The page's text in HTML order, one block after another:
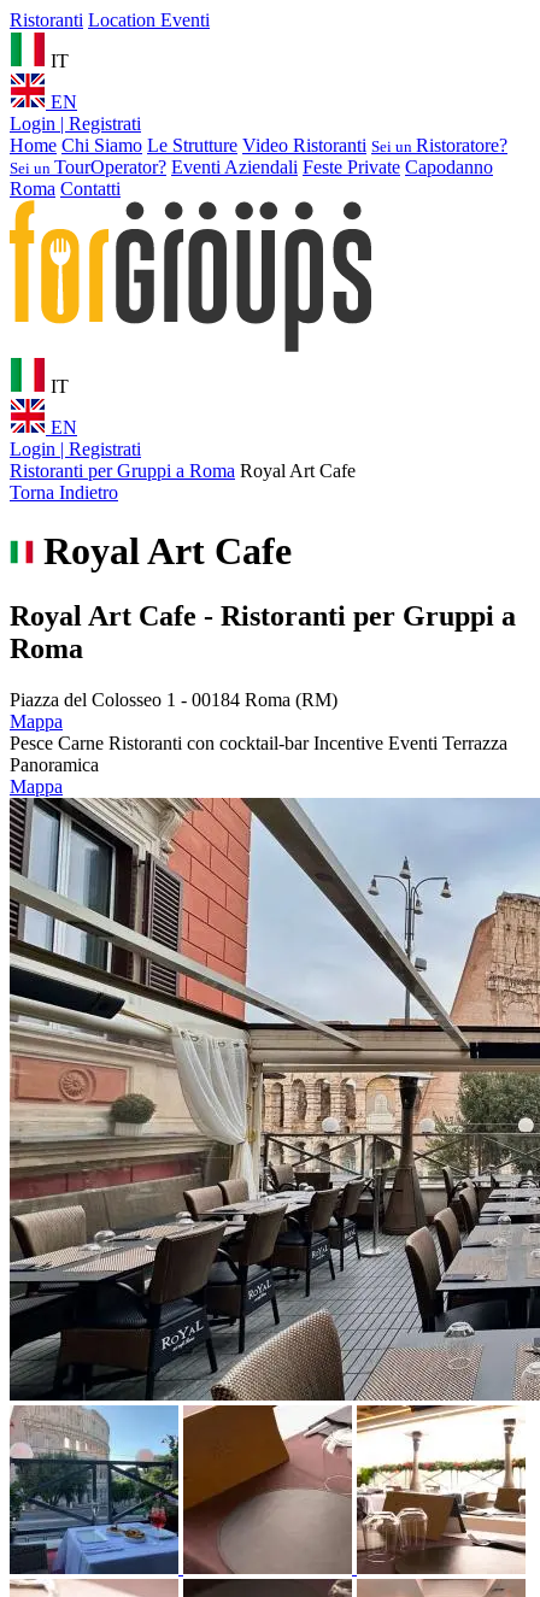
Ristoranti Location Eventi
IT
EN
Login | Registrati
Home Chi Siamo Le Strutture Video Ristoranti Sei un Ristoratore?
Sei un TourOperator? Eventi Aziendali Feste Private Capodanno
Roma Contatti
IT
EN
Login | Registrati
Ristoranti per Gruppi a Roma Royal Art Cafe
Torna Indietro
Royal Art Cafe
Royal Art Cafe - Ristoranti per Gruppi a
Roma
Piazza del Colosseo 1 - 00184 Roma (RM)
Mappa
Pesce Carne Ristoranti con cocktail-bar Incentive Eventi Terrazza
Panoramica
Mappa